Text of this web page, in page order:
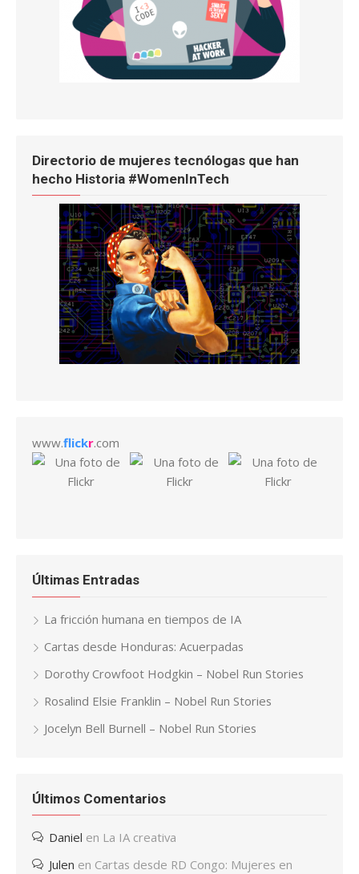
Directorio de mujeres tecnólogas que han
hecho Historia #WomenInTech
www.flickr.com
Últimas Entradas
La fricción humana en tiempos de IA
Cartas desde Honduras: Acuerpadas
Dorothy Crowfoot Hodgkin – Nobel Run Stories
Rosalind Elsie Franklin – Nobel Run Stories
Jocelyn Bell Burnell – Nobel Run Stories
Últimos Comentarios
Daniel en La IA creativa
Julen en Cartas desde RD Congo: Mujeres en